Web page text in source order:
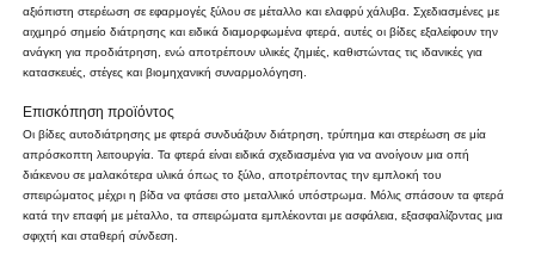
αξιόπιστη στερέωση σε εφαρμογές ξύλου σε μέταλλο και ελαφρύ χάλυβα. Σχεδιασμένες με
αιχμηρό σημείο διάτρησης και ειδικά διαμορφωμένα φτερά, αυτές οι βίδες εξαλείφουν την
ανάγκη για προδιάτρηση, ενώ αποτρέπουν υλικές ζημιές, καθιστώντας τις ιδανικές για
κατασκευές, στέγες και βιομηχανική συναρμολόγηση.
Επισκόπηση προϊόντος
Οι βίδες αυτοδιάτρησης με φτερά συνδυάζουν διάτρηση, τρύπημα και στερέωση σε μία
απρόσκοπτη λειτουργία. Τα φτερά είναι ειδικά σχεδιασμένα για να ανοίγουν μια οπή
διάκενου σε μαλακότερα υλικά όπως το ξύλο, αποτρέποντας την εμπλοκή του
σπειρώματος μέχρι η βίδα να φτάσει στο μεταλλικό υπόστρωμα. Μόλις σπάσουν τα φτερά
κατά την επαφή με μέταλλο, τα σπειρώματα εμπλέκονται με ασφάλεια, εξασφαλίζοντας μια
σφιχτή και σταθερή σύνδεση.